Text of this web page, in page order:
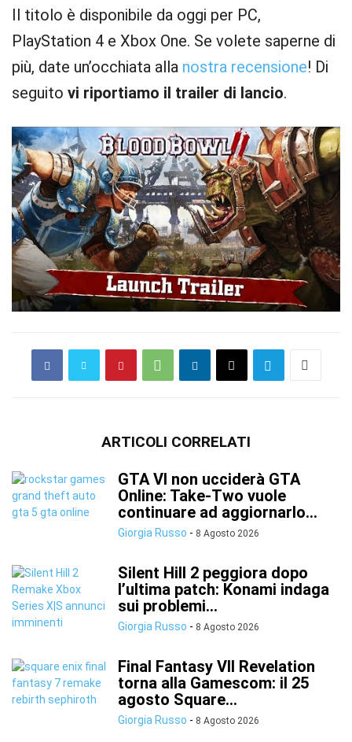
Il titolo è disponibile da oggi per PC,
PlayStation 4 e Xbox One. Se volete saperne di
più, date un’occhiata alla nostra recensione! Di
seguito vi riportiamo il trailer di lancio.
ARTICOLI CORRELATI
GTA VI non ucciderà GTA
Online: Take-Two vuole
continuare ad aggiornarlo...
Giorgia Russo - 8 Agosto 2026
Silent Hill 2 peggiora dopo
l’ultima patch: Konami indaga
sui problemi...
Giorgia Russo - 8 Agosto 2026
Final Fantasy VII Revelation
torna alla Gamescom: il 25
agosto Square...
Giorgia Russo - 8 Agosto 2026